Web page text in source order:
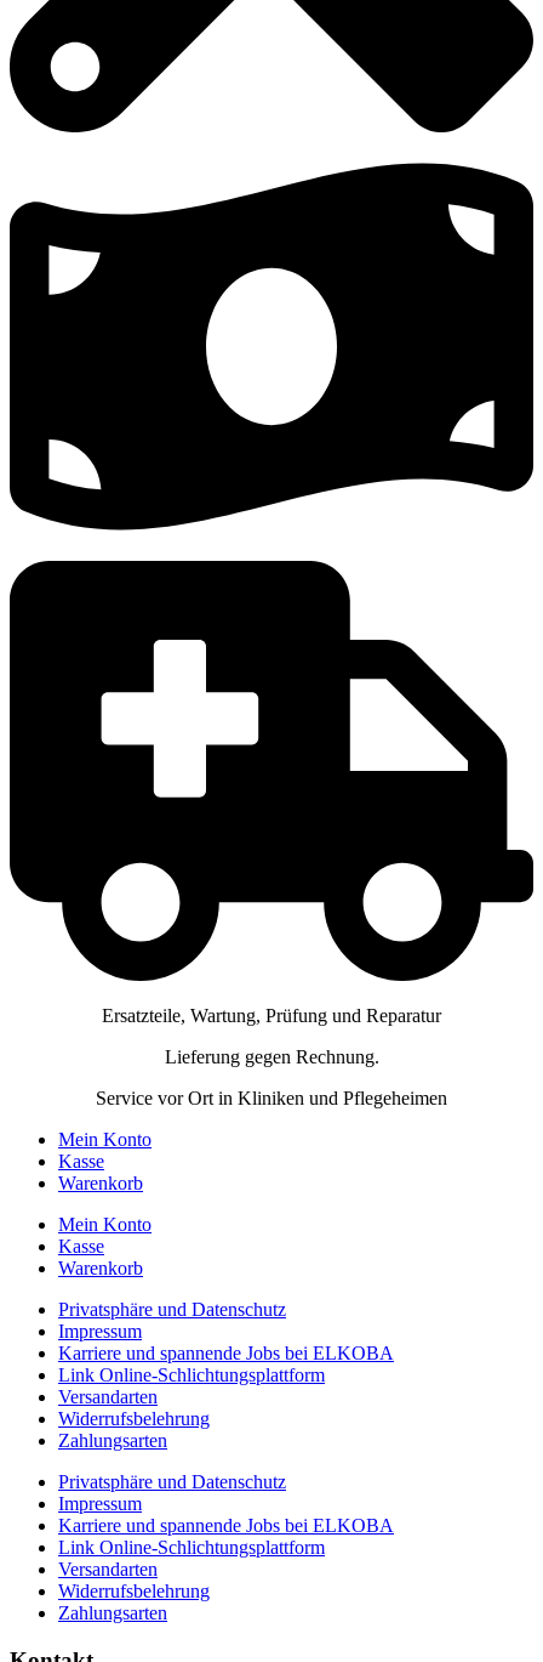
Ersatzteile, Wartung, Prüfung und Reparatur
Lieferung gegen Rechnung.
Service vor Ort in Kliniken und Pflegeheimen
Mein Konto
Kasse
Warenkorb
Mein Konto
Kasse
Warenkorb
Privatsphäre und Datenschutz
Impressum
Karriere und spannende Jobs bei ELKOBA
Link Online-Schlichtungsplattform
Versandarten
Widerrufsbelehrung
Zahlungsarten
Privatsphäre und Datenschutz
Impressum
Karriere und spannende Jobs bei ELKOBA
Link Online-Schlichtungsplattform
Versandarten
Widerrufsbelehrung
Zahlungsarten